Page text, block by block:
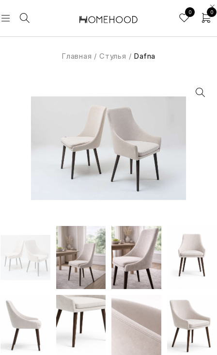
0 0
Главная / Стулья / Dafna